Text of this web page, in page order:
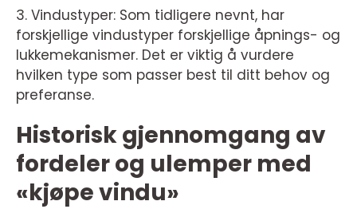
3. Vindustyper: Som tidligere nevnt, har
forskjellige vindustyper forskjellige åpnings- og
lukkemekanismer. Det er viktig å vurdere
hvilken type som passer best til ditt behov og
preferanse.
Historisk gjennomgang av
fordeler og ulemper med
«kjøpe vindu»